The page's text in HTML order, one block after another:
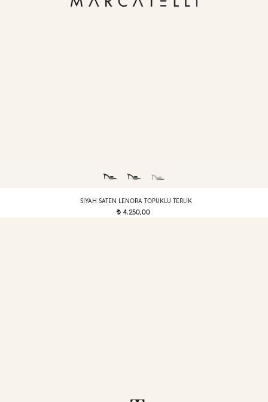
SIYAH SATEN LENORA TOPUKLU TERLIK
t 4.250,00